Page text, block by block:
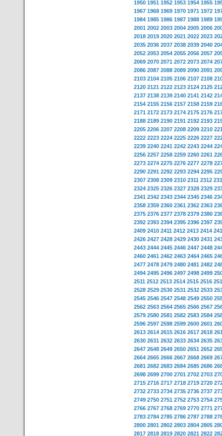
1950 1951 1952 1953 1954 1955
1967 1968 1969 1970 1971 1972
1984 1985 1986 1987 1988 1989
2001 2002 2003 2004 2005 2006
2018 2019 2020 2021 2022 2023
2035 2036 2037 2038 2039 2040
2052 2053 2054 2055 2056 2057
2069 2070 2071 2072 2073 2074
2086 2087 2088 2089 2090 2091
2103 2104 2105 2106 2107 2108
2120 2121 2122 2123 2124 2125
2137 2138 2139 2140 2141 2142
2154 2155 2156 2157 2158 2159
2171 2172 2173 2174 2175 2176
2188 2189 2190 2191 2192 2193
2205 2206 2207 2208 2209 2210
2222 2223 2224 2225 2226 2227
2239 2240 2241 2242 2243 2244
2256 2257 2258 2259 2260 2261
2273 2274 2275 2276 2277 2278
2290 2291 2292 2293 2294 2295
2307 2308 2309 2310 2311 2312
2324 2325 2326 2327 2328 2329
2341 2342 2343 2344 2345 2346
2358 2359 2360 2361 2362 2363
2375 2376 2377 2378 2379 2380
2392 2393 2394 2395 2396 2397
2409 2410 2411 2412 2413 2414
2426 2427 2428 2429 2430 2431
2443 2444 2445 2446 2447 2448
2460 2461 2462 2463 2464 2465
2477 2478 2479 2480 2481 2482
2494 2495 2496 2497 2498 2499
2511 2512 2513 2514 2515 2516
2528 2529 2530 2531 2532 2533
2545 2546 2547 2548 2549 2550
2562 2563 2564 2565 2566 2567
2579 2580 2581 2582 2583 2584
2596 2597 2598 2599 2600 2601
2613 2614 2615 2616 2617 2618
2630 2631 2632 2633 2634 2635
2647 2648 2649 2650 2651 2652
2664 2665 2666 2667 2668 2669
2681 2682 2683 2684 2685 2686
2698 2699 2700 2701 2702 2703
2715 2716 2717 2718 2719 2720
2732 2733 2734 2735 2736 2737
2749 2750 2751 2752 2753 2754
2766 2767 2768 2769 2770 2771
2783 2784 2785 2786 2787 2788
2800 2801 2802 2803 2804 2805
2817 2818 2819 2820 2821 2822